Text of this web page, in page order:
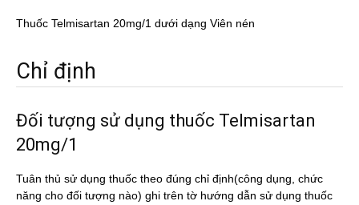
Thuốc Telmisartan 20mg/1 dưới dạng Viên nén
Chỉ định
Đối tượng sử dụng thuốc Telmisartan
20mg/1
Tuân thủ sử dụng thuốc theo đúng chỉ định(công dụng, chức
năng cho đối tượng nào) ghi trên tờ hướng dẫn sử dụng thuốc